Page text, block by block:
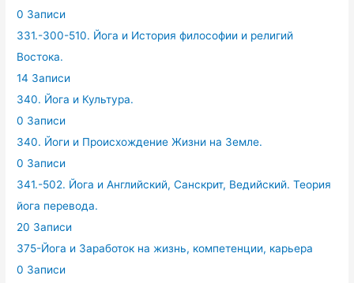
0 Записи
331.-300-510. Йога и История философии и религий
Востока.
14 Записи
340. Йога и Культура.
0 Записи
340. Йоги и Происхождение Жизни на Земле.
0 Записи
341.-502. Йога и Английский, Санскрит, Ведийский. Теория
йога перевода.
20 Записи
375-Йога и Заработок на жизнь, компетенции, карьера
0 Записи